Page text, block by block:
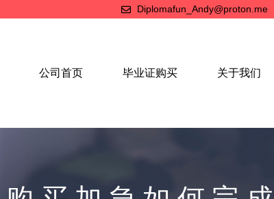
Diplomafun_Andy@proton.me
公司首页 毕业证购买 关于我们